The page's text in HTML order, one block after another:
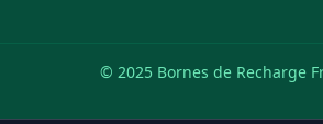
© 2025 Bornes de Recharge